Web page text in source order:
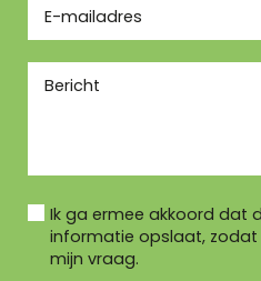
Ik ga ermee akkoord dat
informatie opslaat, zodat
mijn vraag.